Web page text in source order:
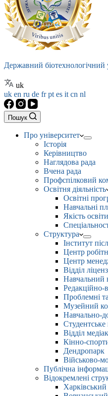
Державний біотехнологічний
uk
uk en ru de frpt es it cn nl
Пошук
Про університет
Історія
Керівництво
Наглядова рада
Вчена рада
Профспілковий
Освітня діяльність
Освітні
Навчальні
Якість освіти
Структура
Інститут
Центр
Центр
Відділ
Навчальний
Редакційно-
Проблемні та
Музейний
Навчально-
Студентське
Відділ
Кінно-
Дендропарк
Військово-
Публічна
Відокремлені